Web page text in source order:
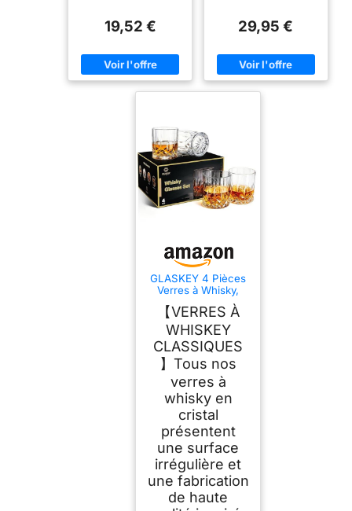
19,52 € 29,95 €
GLASKEY 4 Pièces
Verres à Whisky,
Whiskey en Cristal,
Parfait pour les
Cocktails Rhum
Vodka Scotch Gin
Cognac, Cadeaux
Uniques pour
Hommes et Femmes
【VERRES À
WHISKEY
CLASSIQUES
】Tous nos
verres à
whisky en
cristal
présentent
une surface
irrégulière et
une fabrication
de haute